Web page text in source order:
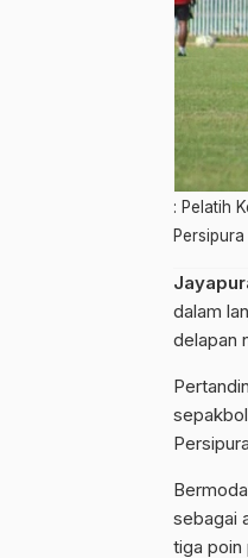
: Pelatih
dalam
delapan
sebagai
tiga poin